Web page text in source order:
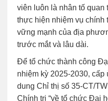
viên luôn là nhân tố quan
thực hiện nhiệm vụ chính
vững mạnh của địa
trước mắt và lâu dài.
Để tổ chức thành công
nhiệm kỳ 2025-2030, cấp
dung Chỉ thị số 35-CT/
Chính trị “về tổ chức Đại